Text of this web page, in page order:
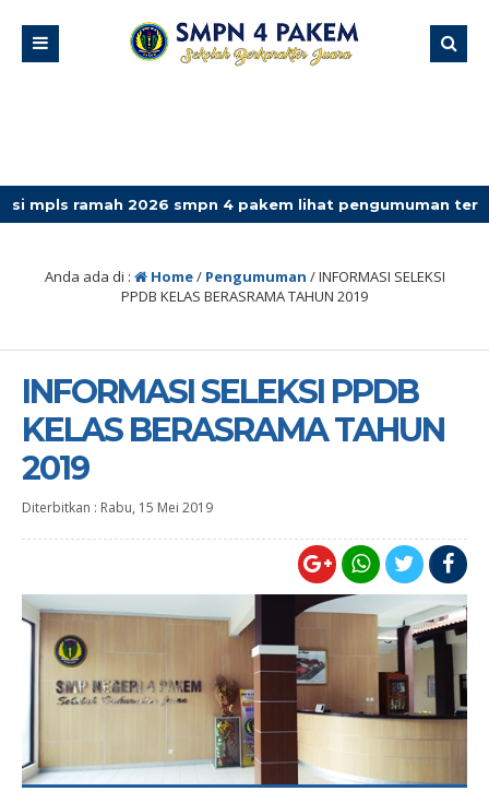
2026 smpn 4 pakem lihat pengumuman terbaru
Anda ada di : Home/ Pengumuman /INFORMASI SELEKSI
PPDB KELAS BERASRAMA TAHUN 2019
INFORMASI SELEKSI PPDB
KELAS BERASRAMA TAHUN
2019
Diterbitkan : Rabu, 15 Mei 2019